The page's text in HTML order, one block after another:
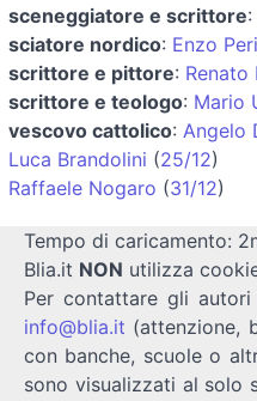
sceneggiatore e scrittore:
sciatore nordico: Enzo
scrittore e pittore: Renato
scrittore e teologo: Mario
vescovo cattolico: Angelo
Luca Brandolini (25/12)
Raffaele Nogaro (31/12)
Tempo di caricamento:
Blia.it NON utilizza
Per contattare gli
info@blia.it (attenzione,
con banche, scuole o
sono visualizzati al solo